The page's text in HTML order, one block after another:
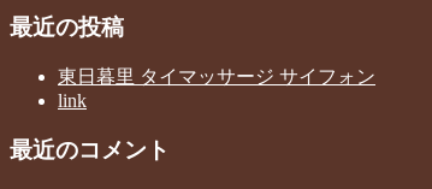
最近の投稿
東日暮里 タイマッサージ サイフォン
link
最近のコメント